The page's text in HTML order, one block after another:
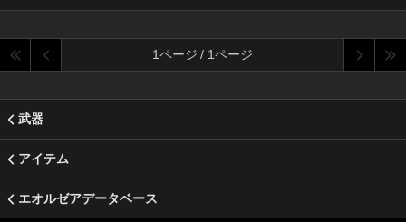
1ページ / 1ページ
武器
アイテム
エオルゼアデータベース